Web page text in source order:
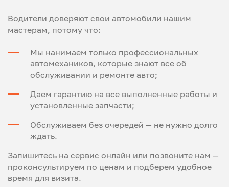
Водители доверяют свои автомобили нашим
мастерам, потому что:
Мы нанимаем только профессиональных
автомехаников, которые знают все об
обслуживании и ремонте авто;
Даем гарантию на все выполненные работы и
установленные запчасти;
Обслуживаем без очередей — не нужно долго
ждать.
Запишитесь на сервис онлайн или позвоните нам —
проконсультируем по ценам и подберем удобное
время для визита.